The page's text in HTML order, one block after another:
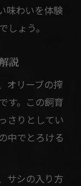
味わいを体験
ょう。
説
オリーブの搾
す。この飼育
さりとしてい
中でとろける
サシの入り方